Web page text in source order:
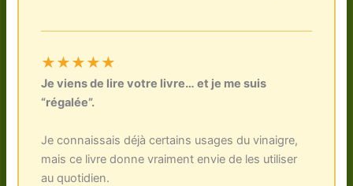
★★★★★
Je viens de lire votre livre… et je me suis
“régalée”.
Je connaissais déjà certains usages du vinaigre,
mais ce livre donne vraiment envie de les utiliser
au quotidien.